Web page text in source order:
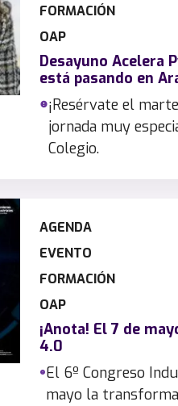
FORMACIÓN
OAP
Desayuno Acelera
está pasando en
¡Resérvate el
jornada muy
Colegio.
AGENDA
EVENTO
FORMACIÓN
OAP
¡Anota! El 7 de
4.0
El 6º Congreso
mayo la